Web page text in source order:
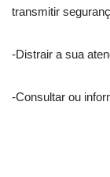
transmitir
-Distrair a sua
-Consultar ou